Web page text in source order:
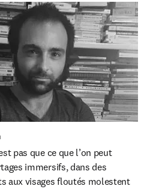
pas que ce que l’on peut
immersifs, dans des
aux visages floutés molestent